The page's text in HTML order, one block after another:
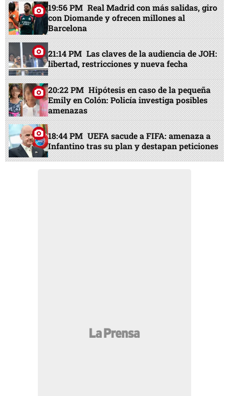
19:56 PM Real Madrid con más salidas, giro
con Diomande y ofrecen millones al
Barcelona
21:14 PM Las claves de la audiencia de JOH:
libertad, restricciones y nueva fecha
20:22 PM Hipótesis en caso de la pequeña
Emily en Colón: Policía investiga posibles
amenazas
18:44 PM UEFA sacude a FIFA: amenaza a
Infantino tras su plan y destapan peticiones